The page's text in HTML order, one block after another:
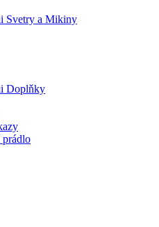
Svetry a Mikiny
Doplňky
prádlo